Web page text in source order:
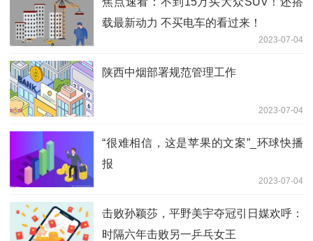
载最新动力 不买电车的看过来！
2023-07-04
陕西中烟部署规范管理工作
2023-07-04
“很难相信，这是苹果的文案”_环球快播
报
2023-07-04
击败孙颖莎，平野美宇夺冠引日媒欢呼：
时隔六年击败另一乒乓女王